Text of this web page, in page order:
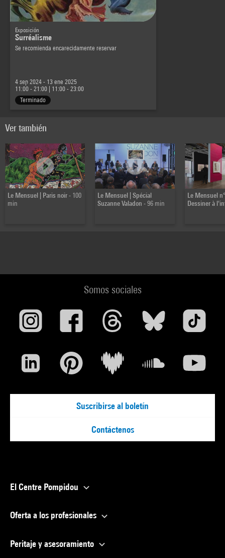
Exposición
Surréalisme
Se recomienda encarecidamente reservar
4 sep 2024 - 13 ene 2025
11:00 - 21:00
11:00 - 23:00
Terminado
Ver también
Le Mensuel | Paris noir- 100
min
Le Mensuel | Spécial
Suzanne Valadon- 96 min
Le Mensuel
Dessiner à
Somos sociales
Suscribirse al boletín
Contáctenos
El Centre Pompidou
Oferta a los profesionales
Peritaje y asesoramiento